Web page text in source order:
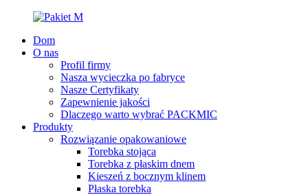
Dom
O nas
Profil firmy
Nasza wycieczka po fabryce
Nasze Certyfikaty
Zapewnienie jakości
Dlaczego warto wybrać PACKMIC
Produkty
Rozwiązanie opakowaniowe
Torebka stojąca
Torebka z płaskim dnem
Kieszeń z bocznym klinem
Płaska torebka